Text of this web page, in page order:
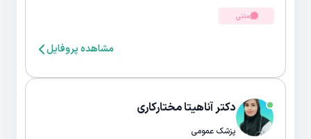
متنی
مشاهده پروفایل
دکتر آناهیتا مختارکاری
پزشک عمومی